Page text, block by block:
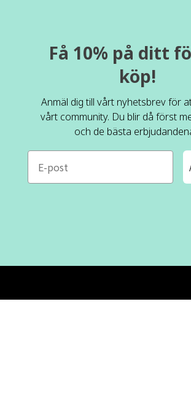
Få 10% på ditt
köp!
Anmäl dig till vårt nyhetsbrev för
vårt community. Du blir då först
och de bästa
e-mail